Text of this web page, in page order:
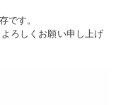
です。
ろしくお願い申し上げ